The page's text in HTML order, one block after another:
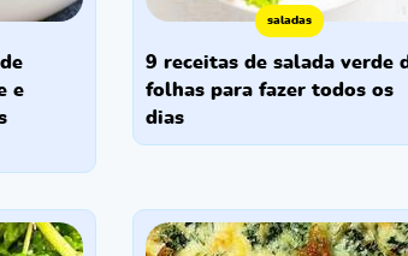
e
saladas
9 receitas de salada verde de
folhas para fazer todos os
dias